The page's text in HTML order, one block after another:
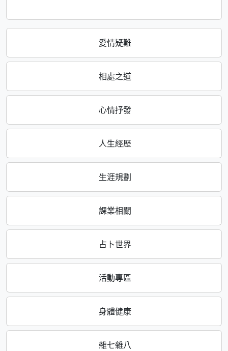
愛情疑難
相處之道
心情抒發
人生經歷
生涯規劃
課業相關
占卜世界
活動專區
身體健康
雜七雜八